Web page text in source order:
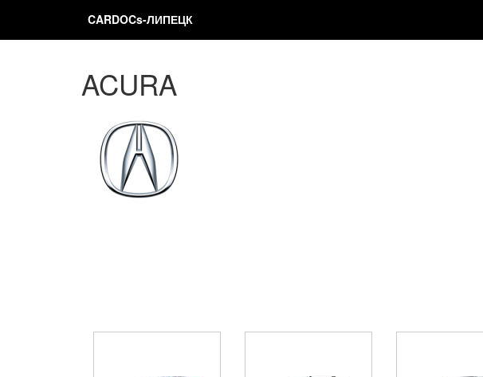
CARDOCs-ЛИПЕЦК
ACURA